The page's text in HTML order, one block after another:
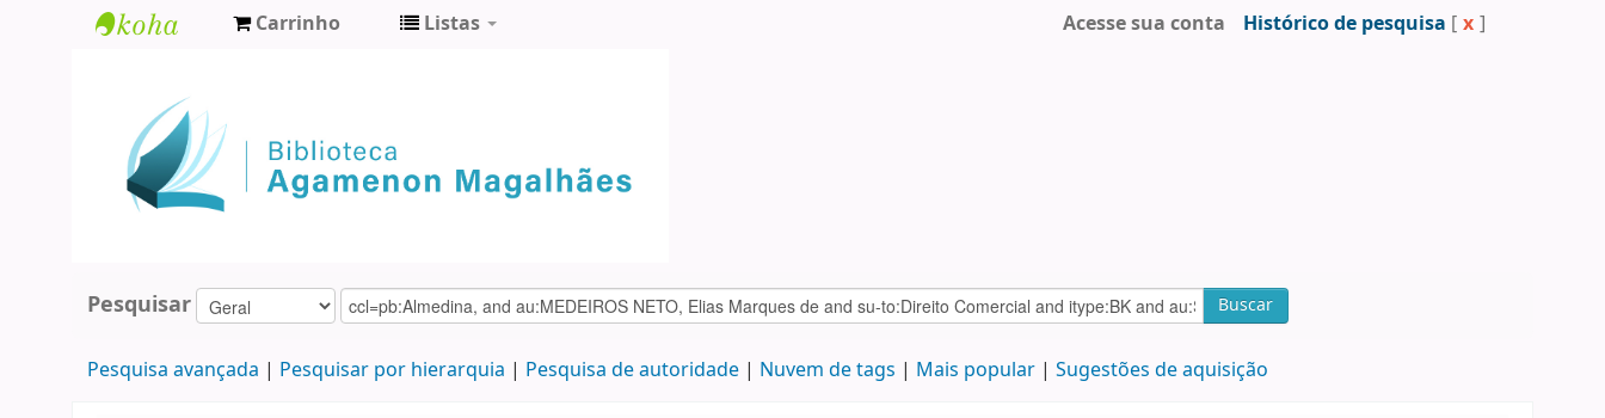
Agamenon
Magalhães
Carrinho Listas Acesse sua conta Histórico de pesquisa [ x ]
Pesquisar Buscar
Pesquisa avançada Pesquisar por hierarquia Pesquisa de autoridade Nuvem de tags Mais popular Sugestões de aquisição